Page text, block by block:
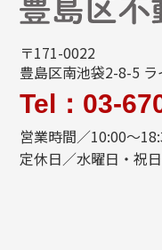
〒171-0022
豊島区南池袋2-8-5
Tel：03-
営業時間／10:00～
定休日／水曜日・祝日